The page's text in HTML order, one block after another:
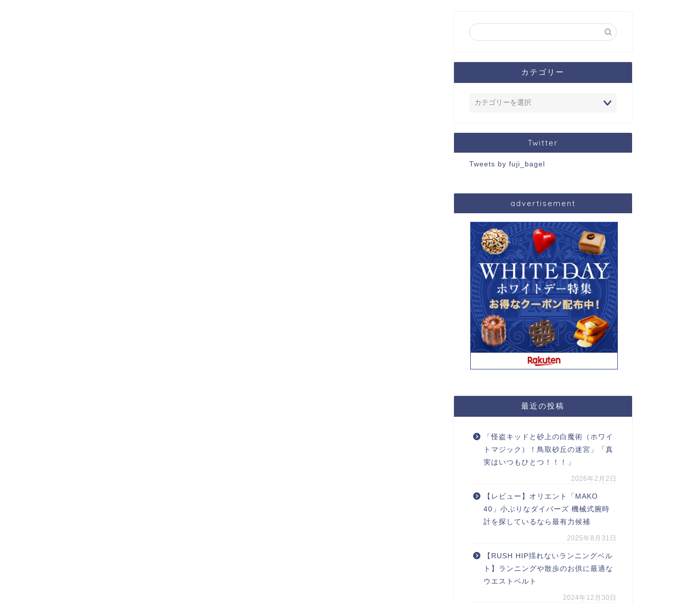
カテゴリー
Twitter
Tweets by fuji_bagel
advertisement
最近の投稿
「怪盗キッドと砂上の白魔術（ホワイ
トマジック）！鳥取砂丘の迷宮」「真
実はいつもひとつ！！！」
2026年2月2日
【レビュー】オリエント「MAKO
40」小ぶりなダイバーズ 機械式腕時
計を探しているなら最有力候補
2025年8月31日
【RUSH HIP揺れないランニングベル
ト】ランニングや散歩のお供に最適な
ウエストベルト
2024年12月30日